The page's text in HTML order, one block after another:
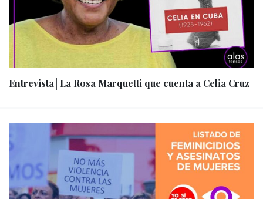
Entrevista│La Rosa Marquetti que cuenta a Celia Cruz